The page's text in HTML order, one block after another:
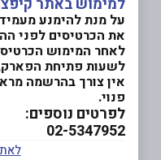
למימוש באתר
על מנת להימנע
את הכרטיסים לפני
לאחר המימוש
לשעות פתיחת
אין צורך בהרשמה
פנוי.
לפרטים נוספים:
02-5347952